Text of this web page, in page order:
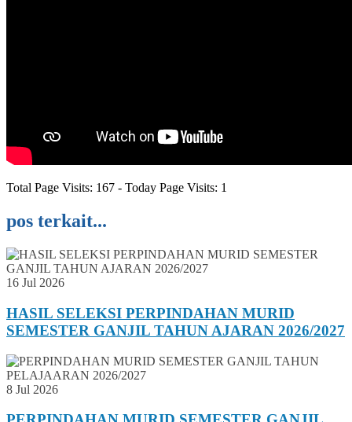
Total Page Visits: 167 - Today Page Visits: 1
pos terkait...
16 Jul 2026
HASIL SELEKSI PERPINDAHAN MURID
SEMESTER GANJIL TAHUN AJARAN 2026/2027
8 Jul 2026